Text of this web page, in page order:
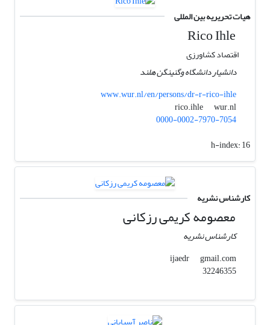
هیات تحریریه بین المللی
اقتصاد کشاورزی
دانشیار دانشگاه وگنینگن هلند
www.wur.nl/en/persons/dr-r-rico-ihle
rico.ihle
wur.nl
0000-0002-7970-7054
h-index:16
کارشناس نشریه
معصومه کریمی رزکانی
کارشناس نشریه
ijaedr
gmail.com
32246355